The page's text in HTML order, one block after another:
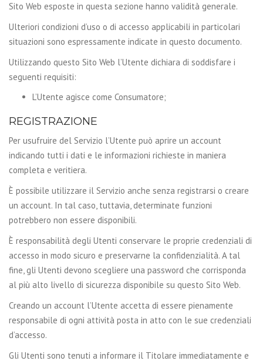
Sito Web esposte in questa sezione hanno validità generale.
Ulteriori condizioni d’uso o di accesso applicabili in particolari
situazioni sono espressamente indicate in questo documento.
Utilizzando questo Sito Web l’Utente dichiara di soddisfare i
seguenti requisiti:
L’Utente agisce come Consumatore;
REGISTRAZIONE
Per usufruire del Servizio l’Utente può aprire un account
indicando tutti i dati e le informazioni richieste in maniera
completa e veritiera.
È possibile utilizzare il Servizio anche senza registrarsi o creare
un account. In tal caso, tuttavia, determinate funzioni
potrebbero non essere disponibili.
È responsabilità degli Utenti conservare le proprie credenziali di
accesso in modo sicuro e preservarne la confidenzialità. A tal
fine, gli Utenti devono scegliere una password che corrisponda
al più alto livello di sicurezza disponibile su questo Sito Web.
Creando un account l’Utente accetta di essere pienamente
responsabile di ogni attività posta in atto con le sue credenziali
d’accesso.
Gli Utenti sono tenuti a informare il Titolare immediatamente e